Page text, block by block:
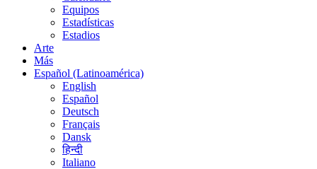
Equipos
Estadísticas
Estadios
Arte
Más
Español (Latinoamérica)
English
Español
Deutsch
Français
Dansk
हिन्दी
Italiano